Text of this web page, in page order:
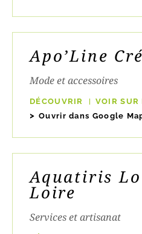
Apo’Line
Mode et accessoires
DÉCOUVRIR
VOIR SUR
Ouvrir dans Google
Aquatiris
Loire
Services et artisanat